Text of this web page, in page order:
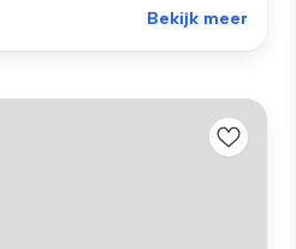
Bekijk meer